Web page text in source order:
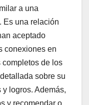
a una
Es una relación
aceptado
conexiones en
completos de los
sobre su
logros. Además,
y recomendar o